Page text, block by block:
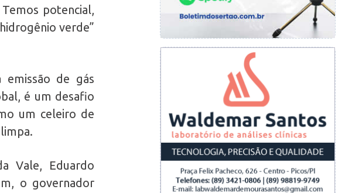
potencial,
verde”
emissão de gás
é um desafio
um celeiro de
Vale, Eduardo
o governador